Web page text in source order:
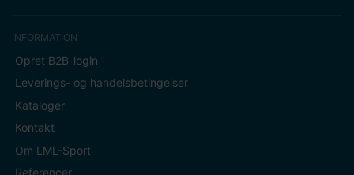
INFORMATION
Opret B2B-login
Leverings- og handelsbetingelser
Kataloger
Kontakt
Om LML-Sport